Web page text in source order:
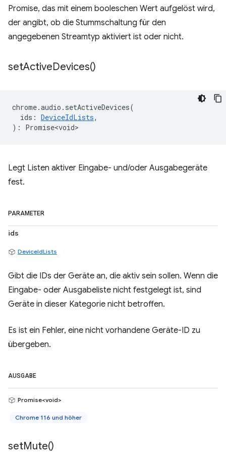
Promise, das mit einem booleschen Wert aufgelöst wird,
der angibt, ob die Stummschaltung für den
angegebenen Streamtyp aktiviert ist oder nicht.
setActiveDevices()
chrome.audio . setActiveDevices(
ids : DeviceIdLists,
) : Promise<void>
Legt Listen aktiver Eingabe- und/oder Ausgabegeräte
fest.
PARAMETER
ids
DeviceIdLists
Gibt die IDs der Geräte an, die aktiv sein sollen. Wenn die
Eingabe- oder Ausgabeliste nicht festgelegt ist, sind
Geräte in dieser Kategorie nicht betroffen.
Es ist ein Fehler, eine nicht vorhandene Geräte-ID zu
übergeben.
AUSGABE
Promise<void>
Chrome 116 und höher
setMute()